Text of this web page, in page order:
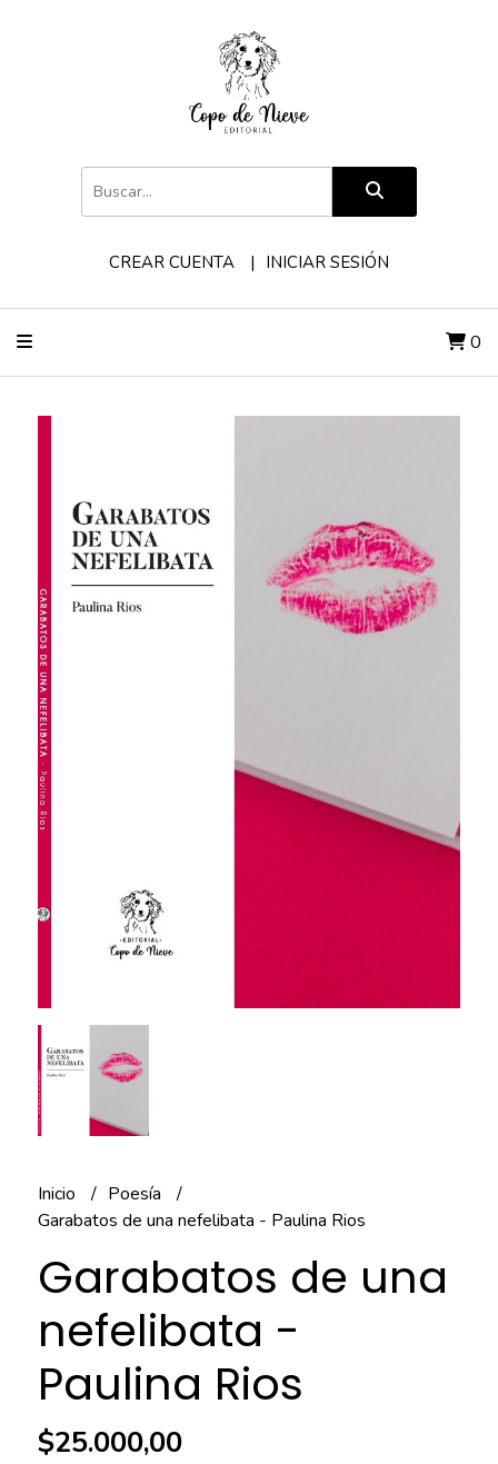
CREAR CUENTA INICIAR SESIÓN
0
Inicio
Poesía
Garabatos de una nefelibata - Paulina Rios
Garabatos de una
nefelibata -
Paulina Rios
$25.000,00